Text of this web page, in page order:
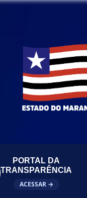
PORTAL DA
TRANSPARÊNCIA
ACESSAR →